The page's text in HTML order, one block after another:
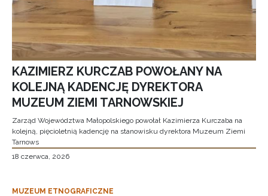
KAZIMIERZ KURCZAB POWOŁANY NA
KOLEJNĄ KADENCJĘ DYREKTORA
MUZEUM ZIEMI TARNOWSKIEJ
Zarząd Województwa Małopolskiego powołał Kazimierza Kurczaba na
kolejną, pięcioletnią kadencję na stanowisku dyrektora Muzeum Ziemi
Tarnows
18 czerwca, 2026
MUZEUM ETNOGRAFICZNE